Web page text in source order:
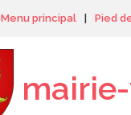
Menu principal Pied